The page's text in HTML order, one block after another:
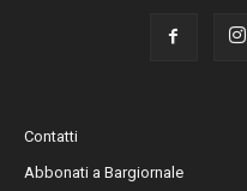
Contatti
Abbonati a Bargiornale